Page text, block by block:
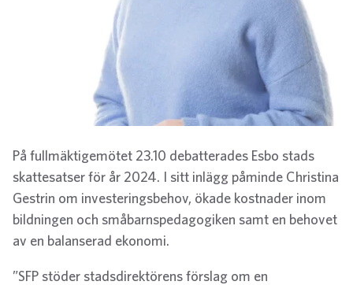
På fullmäktigemötet 23.10 debatterades Esbo stads
skattesatser för år 2024. I sitt inlägg påminde Christina
Gestrin om investeringsbehov, ökade kostnader inom
bildningen och småbarnspedagogiken samt en behovet
av en balanserad ekonomi.
”SFP stöder stadsdirektörens förslag om en